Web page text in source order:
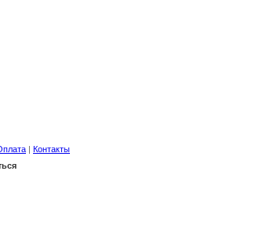
| Контакты